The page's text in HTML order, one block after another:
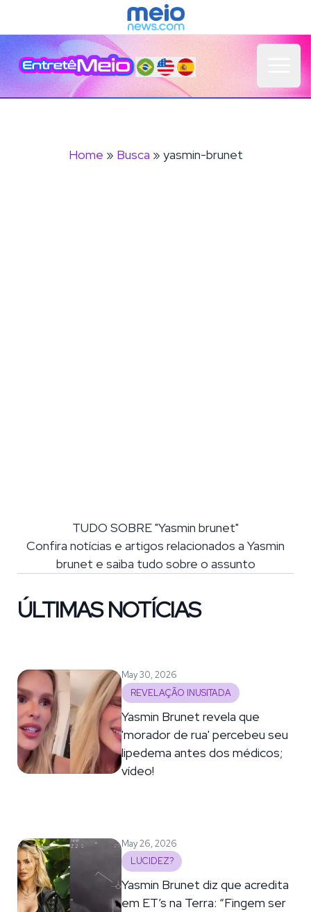
Home » Busca » yasmin-brunet
TUDO SOBRE "Yasmin brunet"
Confira notícias e artigos relacionados a Yasmin
brunet e saiba tudo sobre o assunto
ÚLTIMAS NOTÍCIAS
May 30, 2026
REVELAÇÃO INUSITADA
Yasmin Brunet revela que
'morador de rua' percebeu seu
lipedema antes dos médicos;
vídeo!
May 26, 2026
LUCIDEZ?
Yasmin Brunet diz que acredita
em ET’s na Terra: “Fingem ser